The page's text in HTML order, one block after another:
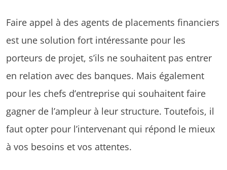
Faire appel à des agents de placements financiers
est une solution fort intéressante pour les
porteurs de projet, s’ils ne souhaitent pas entrer
en relation avec des banques. Mais également
pour les chefs d’entreprise qui souhaitent faire
gagner de l’ampleur à leur structure. Toutefois, il
faut opter pour l’intervenant qui répond le mieux
à vos besoins et vos attentes.